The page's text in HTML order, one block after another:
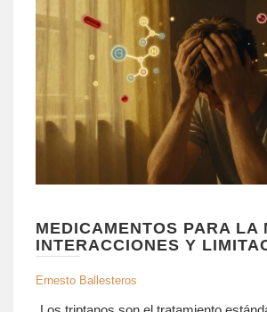
MEDICAMENTOS PARA LA
INTERACCIONES Y
LOS TRIPTANOS
Ernesto Ballesteros